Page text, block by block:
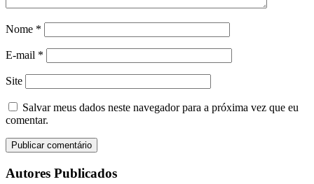
Nome *
E-mail *
Site
Salvar meus dados neste navegador para a próxima vez que eu
comentar.
Autores Publicados